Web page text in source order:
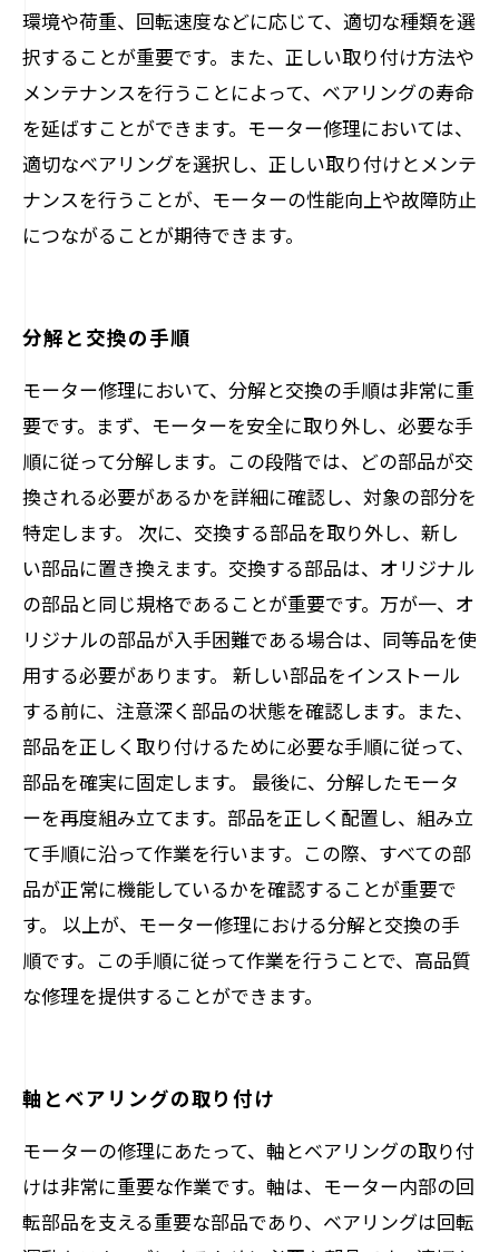
環境や荷重、回転速度などに応じて、適切な種類を選
択することが重要です。また、正しい取り付け方法や
メンテナンスを行うことによって、ベアリングの寿命
を延ばすことができます。モーター修理においては、
適切なベアリングを選択し、正しい取り付けとメンテ
ナンスを行うことが、モーターの性能向上や故障防止
につながることが期待できます。
分解と交換の手順
モーター修理において、分解と交換の手順は非常に重
要です。まず、モーターを安全に取り外し、必要な手
順に従って分解します。この段階では、どの部品が交
換される必要があるかを詳細に確認し、対象の部分を
特定します。 次に、交換する部品を取り外し、新し
い部品に置き換えます。交換する部品は、オリジナル
の部品と同じ規格であることが重要です。万が一、オ
リジナルの部品が入手困難である場合は、同等品を使
用する必要があります。 新しい部品をインストール
する前に、注意深く部品の状態を確認します。また、
部品を正しく取り付けるために必要な手順に従って、
部品を確実に固定します。 最後に、分解したモータ
ーを再度組み立てます。部品を正しく配置し、組み立
て手順に沿って作業を行います。この際、すべての部
品が正常に機能しているかを確認することが重要で
す。 以上が、モーター修理における分解と交換の手
順です。この手順に従って作業を行うことで、高品質
な修理を提供することができます。
軸とベアリングの取り付け
モーターの修理にあたって、軸とベアリングの取り付
けは非常に重要な作業です。軸は、モーター内部の回
転部品を支える重要な部品であり、ベアリングは回転